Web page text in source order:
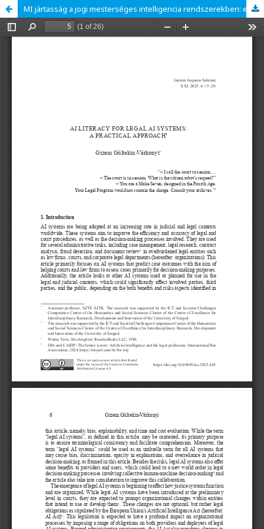
MI jártasság a jogi mesterséges intelligencia rendszerekben: egy gyakorlati megközelítés